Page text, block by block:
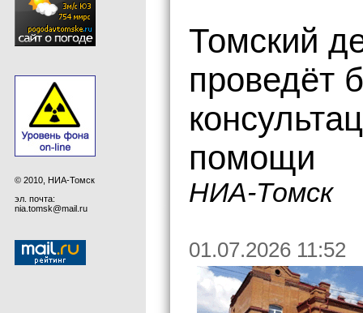
© 2010, НИА-Томск
эл. почта:
nia.tomsk@mail.ru
Томский
проведёт
помощи
НИА-Томск
01.07.2026 11:52